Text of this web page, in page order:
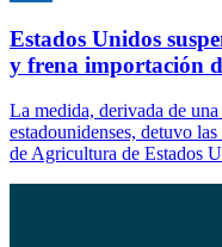
Estados Unidos
y frena importación
La medida, derivada de
estadounidenses, detuvo
de Agricultura de Estados